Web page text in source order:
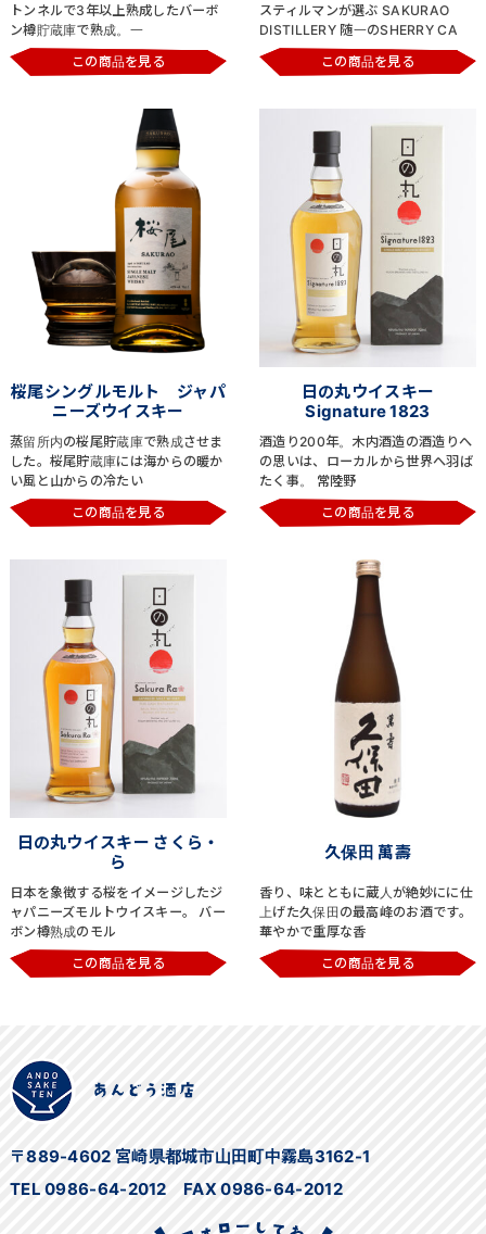
トンネルで3年以上熟成したバーボ
ン樽貯蔵庫で熟成。一
この商品を見る
スティルマンが選ぶ SAKURAO
DISTILLERY 随一のSHERRY CA
この商品を見る
桜尾シングルモルト ジャパ
ニーズウイスキー
蒸留所内の桜尾貯蔵庫で熟成させま
した。桜尾貯蔵庫には海からの暖か
い風と山からの冷たい
この商品を見る
日の丸ウイスキー
Signature 1823
酒造り200年。木内酒造の酒造りへ
の思いは、ローカルから世界へ羽ば
たく事。 常陸野
この商品を見る
日の丸ウイスキー さくら・
ら
日本を象徴する桜をイメージしたジ
ャパニーズモルトウイスキー。 バー
ボン樽熟成のモル
この商品を見る
久保田 萬壽
香り、味とともに蔵人が絶妙にに仕
上げた久保田の最高峰のお酒です。
華やかで重厚な香
この商品を見る
〒889-4602 宮崎県都城市山田町中霧島3162-1
TEL 0986-64-2012 FAX 0986-64-2012